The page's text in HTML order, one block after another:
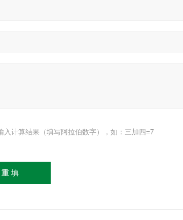
入计算结果（填写阿拉伯数字），如：三加四=7